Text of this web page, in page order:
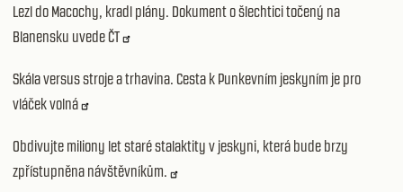
Lezl do Macochy, kradl plány. Dokument o šlechtici točený na
Blanensku uvede ČT
Skála versus stroje a trhavina. Cesta k Punkevním jeskyním je pro
vláček volná
Obdivujte miliony let staré stalaktity v jeskyni, která bude brzy
zpřístupněna návštěvníkům.